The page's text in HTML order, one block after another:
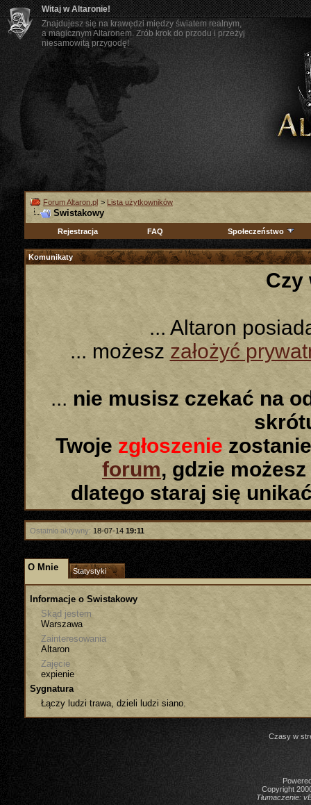
Witaj w Altaronie!
Znajdujesz się na krawędzi między światem realnym,
a magicznym Altaronem. Zrób krok do przodu i przeżyj
niesamowitą przygodę!
Forum Altaron.pl > Lista użytkowników
Swistakowy
Rejestracja FAQ Społeczeństwo
Komunikaty
Czy
... Altaron
... możeszzałożyć
... nie musisz czekać na
Twoje zgłoszenie
forum, gdzie
dlatego staraj się
Ostatnio aktywny: 18-07-14 19:11
O Mnie Statystyki
Informacje o Swistakowy
Skąd jestem
Warszawa
Zainteresowania
Altaron
Zajęcie
expienie
Sygnatura
Łączy ludzi trawa, dzieli ludzi siano.
Czasy w
Copyright
Tłumaczenie: